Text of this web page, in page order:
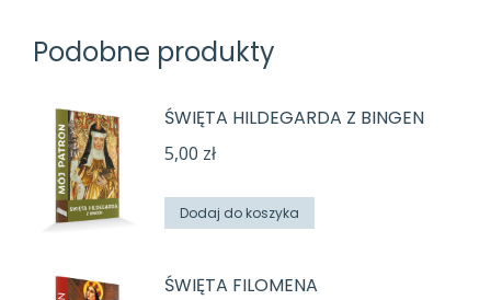
Podobne produkty
ŚWIĘTA HILDEGARDA Z BINGEN
5,00 zł
Dodaj do koszyka
ŚWIĘTA FILOMENA